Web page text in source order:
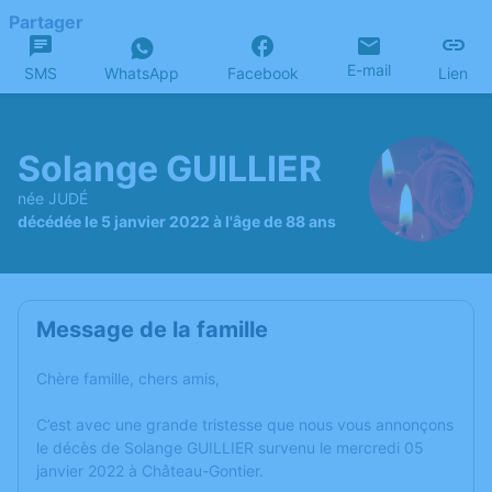
Partager
SMS WhatsApp Facebook E-mail Lien
Solange GUILLIER
née JUDÉ
décédée le 5 janvier 2022 à l'âge de 88 ans
Message de la famille
Chère famille, chers amis,
C’est avec une grande tristesse que nous vous annonçons
le décès de Solange GUILLIER survenu le mercredi 05
janvier 2022 à Château-Gontier.